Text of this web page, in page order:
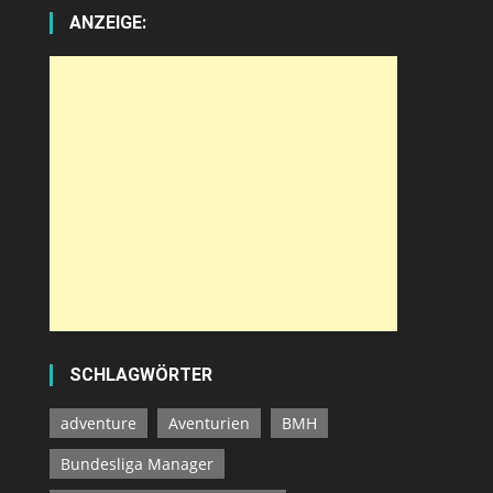
ANZEIGE:
SCHLAGWÖRTER
adventure Aventurien
BMH
Bundesliga Manager